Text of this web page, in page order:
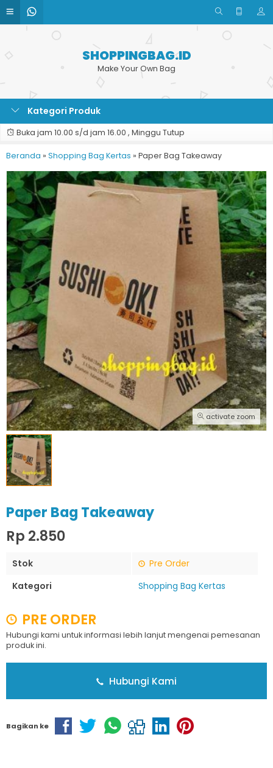
SHOPPINGBAG.ID
Make Your Own Bag
Kategori Produk
Buka jam 10.00 s/d jam 16.00 , Minggu Tutup
Beranda » Shopping Bag Kertas » Paper Bag Takeaway
activate zoom
Paper Bag Takeaway
Rp 2.850
Stok
Pre Order
Kategori
Shopping Bag Kertas
PRE ORDER
Hubungi kami untuk informasi lebih lanjut mengenai pemesanan
produk ini.
Hubungi Kami
Bagikan ke